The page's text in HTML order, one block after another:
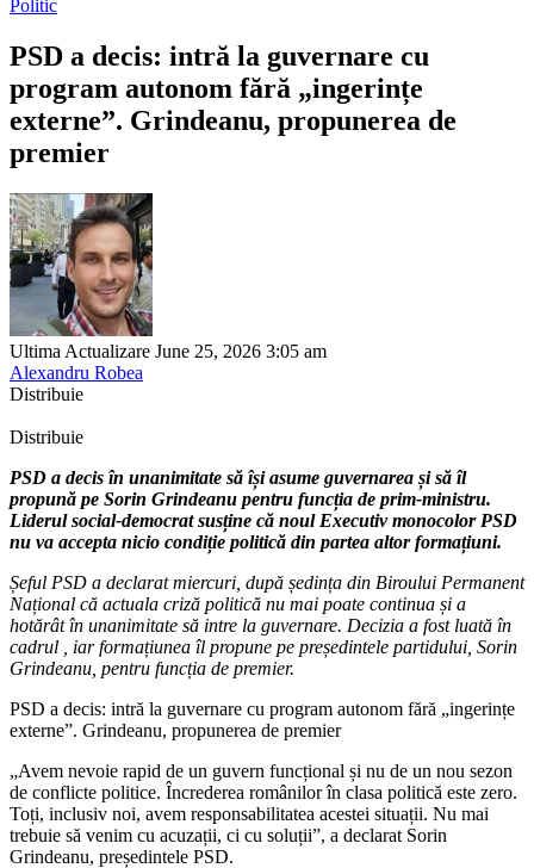
Politic
PSD a decis: intră la guvernare cu
program autonom fără „ingerințe
externe”. Grindeanu, propunerea de
premier
Ultima Actualizare June 25, 2026 3:05 am
Alexandru Robea
Distribuie
Distribuie
PSD a decis în unanimitate să își asume guvernarea și să îl
propună pe Sorin Grindeanu pentru funcția de prim-ministru.
Liderul social-democrat susține că noul Executiv monocolor PSD
nu va accepta nicio condiție politică din partea altor formațiuni.
Șeful PSD a declarat miercuri, după ședința din Biroului Permanent
Național că actuala criză politică nu mai poate continua și a
hotărât în unanimitate să intre la guvernare. Decizia a fost luată în
cadrul , iar formațiunea îl propune pe președintele partidului, Sorin
Grindeanu, pentru funcția de premier.
PSD a decis: intră la guvernare cu program autonom fără „ingerințe
externe”. Grindeanu, propunerea de premier
„Avem nevoie rapid de un guvern funcțional și nu de un nou sezon
de conflicte politice. Încrederea românilor în clasa politică este zero.
Toți, inclusiv noi, avem responsabilitatea acestei situații. Nu mai
trebuie să venim cu acuzații, ci cu soluții”, a declarat Sorin
Grindeanu, președintele PSD.